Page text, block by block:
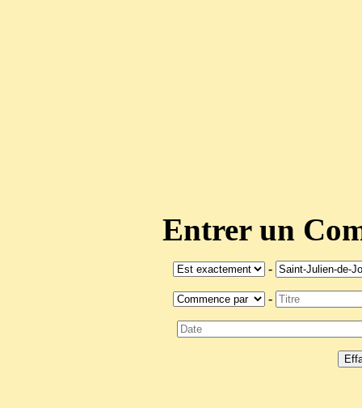
Entrer un
-
-